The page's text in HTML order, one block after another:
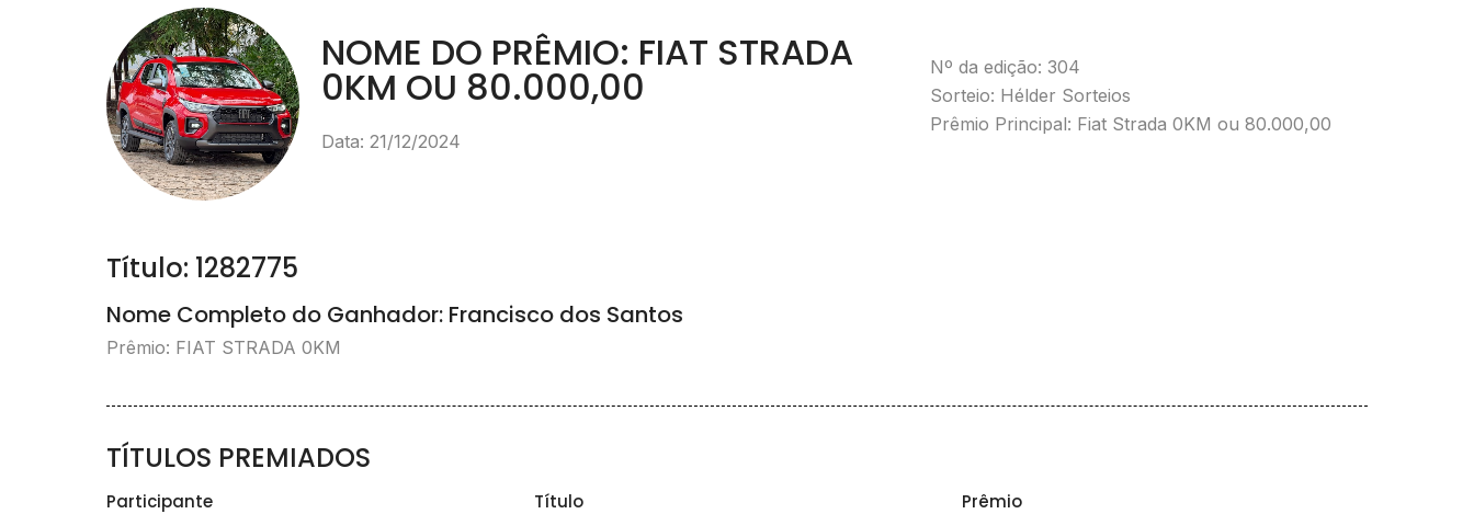
NOME DO PRÊMIO: FIAT STRADA
0KM OU 80.000,00
Data: 21/12/2024
Nº da edição: 304
Sorteio: Hélder Sorteios
Prêmio Principal: Fiat Strada 0KM ou 80.000,00
Título: 1282775
Nome Completo do Ganhador: Francisco dos Santos
Prêmio: FIAT STRADA 0KM
TÍTULOS PREMIADOS
Participante Título
Prêmio